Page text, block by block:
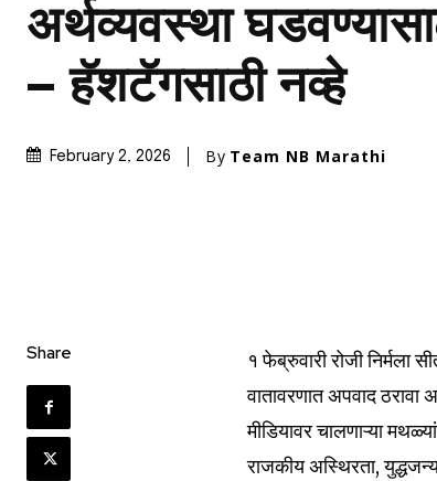
अर्थव्यवस्था
— हॅशटॅगसाठी नव्हे
February 2, 2026 By Team NB Marathi
Share
१ फेब्रुवारी रोजी
वातावरणात अपवाद
मीडियावर चालणाऱ्या
राजकीय अस्थिरता,